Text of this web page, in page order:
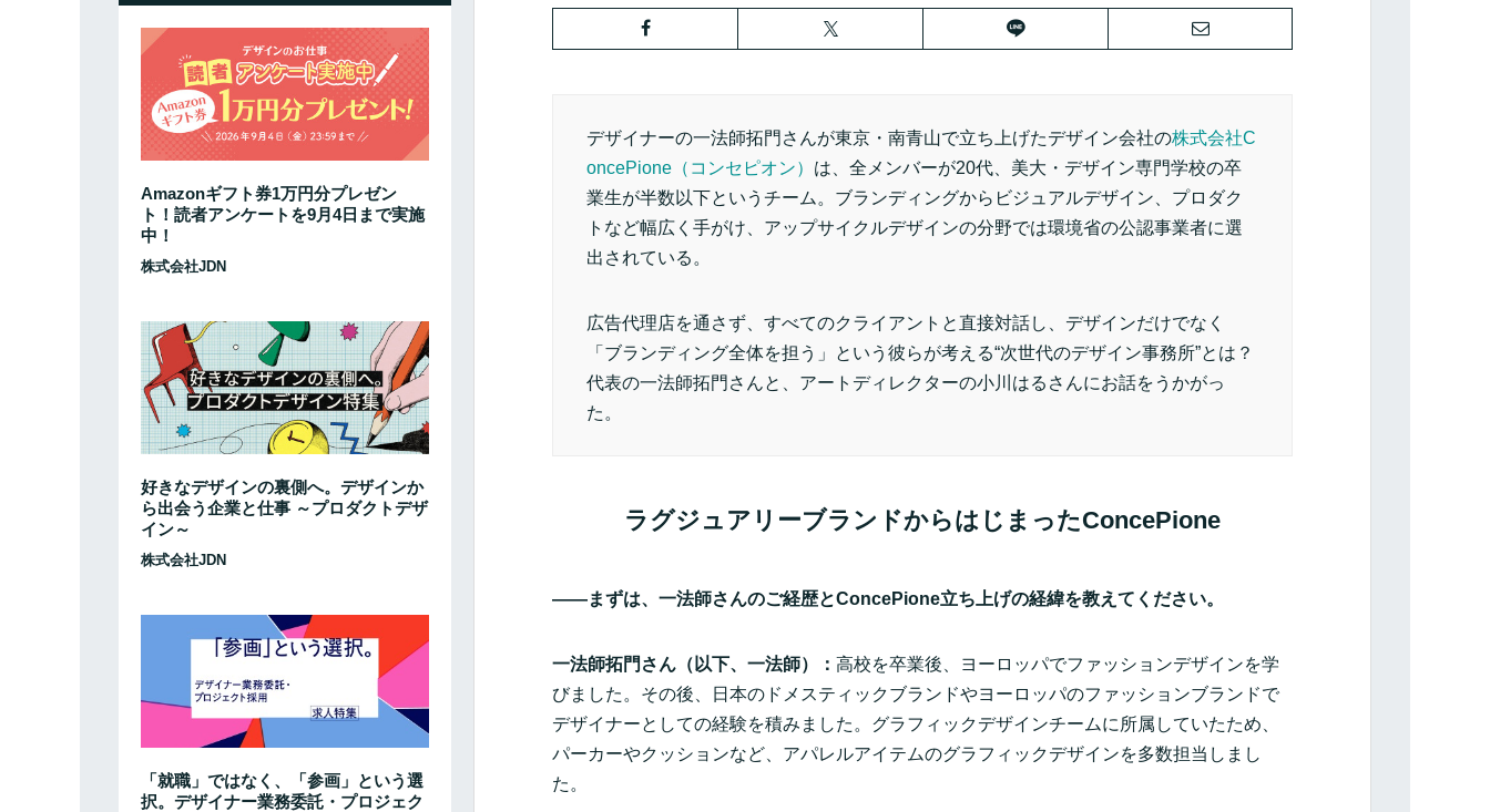
デザイナーの一法師拓門さんが東京・南青山で立ち上げたデザイン会社の株式会社C
oncePione（コンセピオン） は、全メンバーが20代、美大・デザイン専門学校の卒
業生が半数以下というチーム。ブランディングからビジュアルデザイン、プロダク
トなど幅広く手がけ、アップサイクルデザインの分野では環境省の公認事業者に選
出されている。
広告代理店を通さず、すべてのクライアントと直接対話し、デザインだけでなく
「ブランディング全体を担う」という彼らが考える“次世代のデザイン事務所”とは？
代表の一法師拓門さんと、アートディレクターの小川はるさんにお話をうかがっ
た。
ラグジュアリーブランドからはじまったConcePione
——まずは、一法師さんのご経歴とConcePione立ち上げの経緯を教えてください。
一法師拓門さん（以下、一法師）： 高校を卒業後、ヨーロッパでファッションデザインを学
びました。その後、日本のドメスティックブランドやヨーロッパのファッションブランドで
デザイナーとしての経験を積みました。グラフィックデザインチームに所属していたため、
パーカーやクッションなど、アパレルアイテムのグラフィックデザインを多数担当しまし
た。
Amazonギフト券1万円分プレゼン
ト！読者アンケートを9月4日まで実施
中！
株式会社JDN
好きなデザインの裏側へ。デザインか
ら出会う企業と仕事 ～プロダクトデザ
イン～
株式会社JDN
「就職」ではなく、「参画」という選
択。デザイナー業務委託・プロジェク